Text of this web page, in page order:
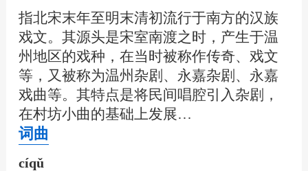
指北宋末年至明末清初流行于南方的汉族
戏文。其源头是宋室南渡之时，产生于温
州地区的戏种，在当时被称作传奇、戏文
等，又被称为温州杂剧、永嘉杂剧、永嘉
戏曲等。其特点是将民间唱腔引入杂剧，
在村坊小曲的基础上发展…
词曲
cíqǔ